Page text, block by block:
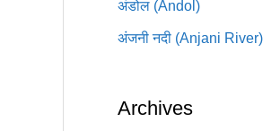
अंडोल (Andol)
अंजनी नदी (Anjani River)
Archives